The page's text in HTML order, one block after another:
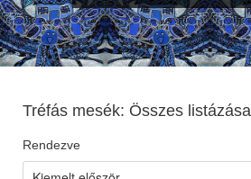
Tréfás mesék: Összes listázása
Rendezve